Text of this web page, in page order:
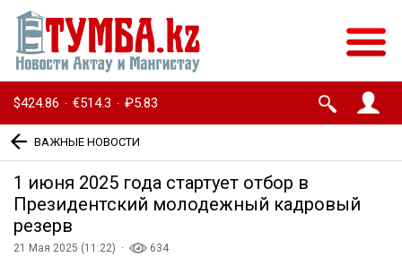
$424.86 · €514.3 · ₽5.83
ВАЖНЫЕ НОВОСТИ
1 июня 2025 года стартует отбор в
Президентский молодежный кадровый
резерв
21 Мая 2025 (11:22) ·
634